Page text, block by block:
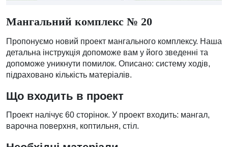
Мангальний комплекс № 20
Пропонуємо новий проект мангального комплексу. Наша
детальна інструкція допоможе вам у його зведенні та
допоможе уникнути помилок. Описано: систему ходів,
підраховано кількість матеріалів.
Що входить в проект
Проект налічує 60 сторінок. У проект входить: мангал,
варочна поверхня, коптильня, стіл.